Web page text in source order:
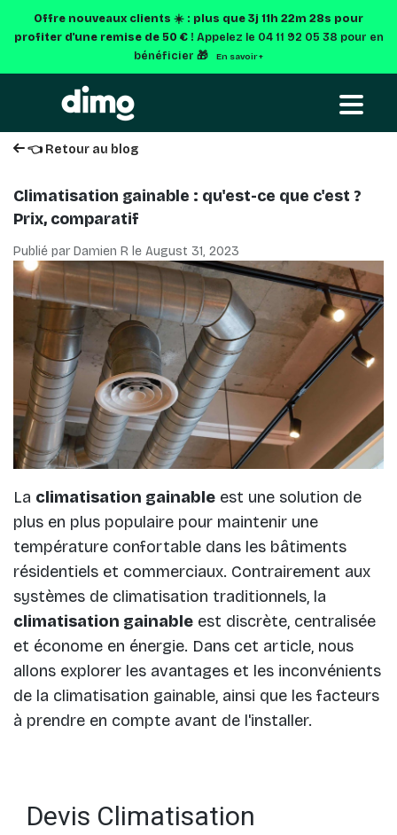
Offre nouveaux clients ☀️ : plus que3j 11h 22m 27s pour
profiter d'une remise de 50 € ! Appelez le 04 11 92 05 38 pour en
bénéficier 🎁
En savoir +
👈 Retour au blog
Climatisation gainable : qu'est-ce que c'est ?
Prix, comparatif
Publié par Damien R le August 31, 2023
La climatisation gainable est une solution de
plus en plus populaire pour maintenir une
température confortable dans les bâtiments
résidentiels et commerciaux. Contrairement aux
systèmes de climatisation traditionnels, la
climatisation gainable est discrète, centralisée
et économe en énergie. Dans cet article, nous
allons explorer les avantages et les inconvénients
de la climatisation gainable, ainsi que les facteurs
à prendre en compte avant de l'installer.
Devis Climatisation